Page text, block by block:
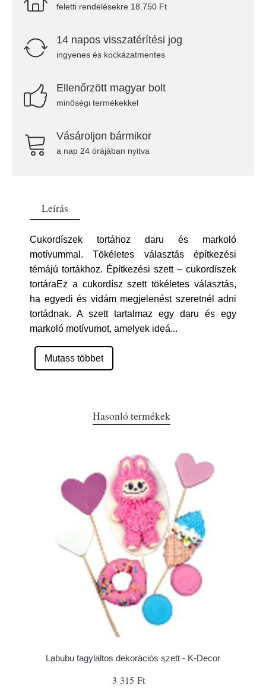
feletti rendelésekre 18.750 Ft
14 napos visszatérítési jog
ingyenes és kockázatmentes
Ellenőrzött magyar bolt
minőségi termékekkel
Vásároljon bármikor
a nap 24 órájában nyitva
Leírás
Cukordíszek tortához daru és markoló
motívummal. Tökéletes választás építkezési
témájú tortákhoz. Építkezési szett – cukordíszek
tortáraEz a cukordísz szett tökéletes választás,
ha egyedi és vidám megjelenést szeretnél adni
tortádnak. A szett tartalmaz egy daru és egy
markoló motívumot, amelyek ideá...
Mutass többet
Hasonló termékek
Labubu fagylaltos dekorációs szett - K-Decor
3 315 Ft